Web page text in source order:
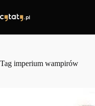
treści
Tag imperium wampirów